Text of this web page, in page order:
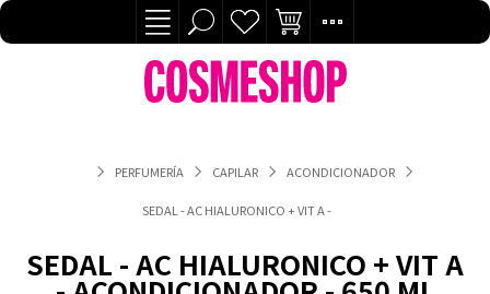
PERFUMERÍA CAPILAR ACONDICIONADOR
SEDAL - AC HIALURONICO + VIT A - ACONDICIONADOR - 650 ML
SEDAL - AC HIALURONICO + VIT A